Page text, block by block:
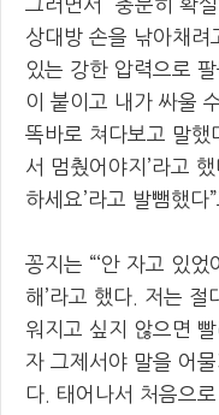
그러면서 “충분히 확
상대방 손을 낚아채
있는 강한 압력으로
이 붙이고 내가 싸울
똑바로 쳐다보고 말했
서 멈췄어야지’라고
하세요’라고 발뺌했다
꽁지는 “‘안 자고 있
해’라고 했다. 저는 절
워지고 싶지 않으면
자 그제서야 말을 어
다. 태어나서 처음으